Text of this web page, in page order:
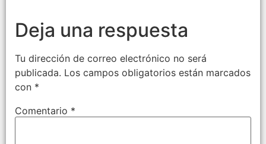
Deja una respuesta
Tu dirección de correo electrónico no será
publicada. Los campos obligatorios están marcados
con *
Comentario *